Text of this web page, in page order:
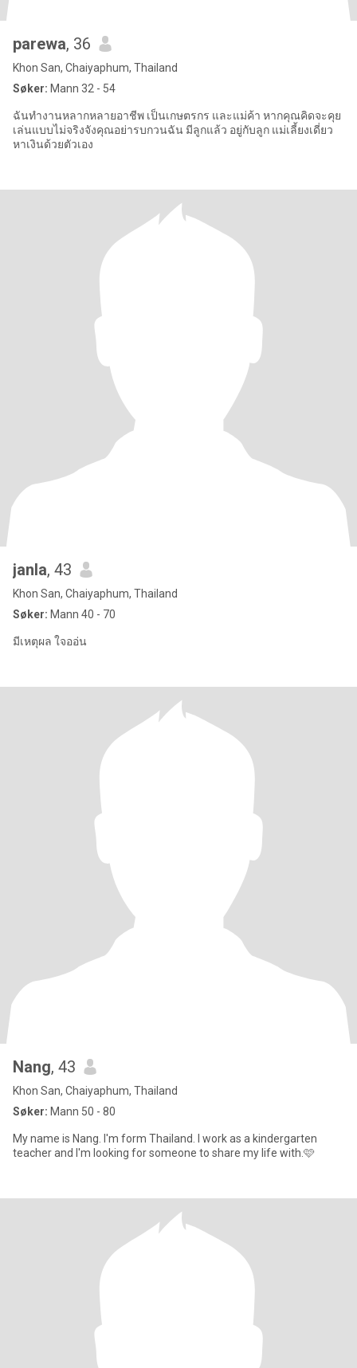
parewa, 36
Khon San, Chaiyaphum, Thailand
Søker: Mann 32 - 54
ฉันทำงานหลากหลายอาชีพ เป็นเกษตรกร และแม่ค้า หากคุณคิดจะคุย
เล่นแบบไม่จริงจังคุณอย่ารบกวนฉัน มีลูกแล้ว อยู่กับลูก แม่เลี้ยงเดี่ยว
หาเงินด้วยตัวเอง
janla, 43
Khon San, Chaiyaphum, Thailand
Søker: Mann 40 - 70
มีเหตุผล ใจออ่น
Nang, 43
Khon San, Chaiyaphum, Thailand
Søker: Mann 50 - 80
My name is Nang. I'm form Thailand. I work as a kindergarten
teacher and I'm looking for someone to share my life with.🩷